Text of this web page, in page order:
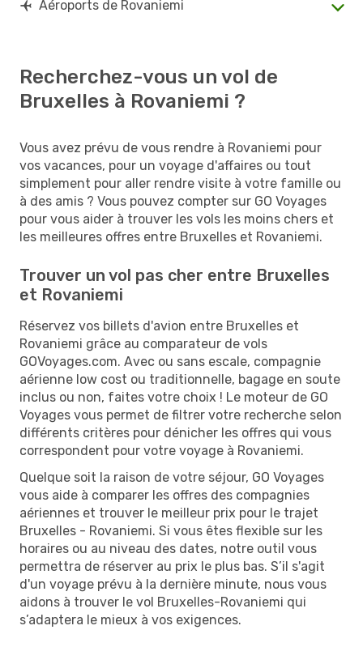
Aéroports de Rovaniemi
Recherchez-vous un vol de
Bruxelles à Rovaniemi ?
Vous avez prévu de vous rendre à Rovaniemi pour
vos vacances, pour un voyage d'affaires ou tout
simplement pour aller rendre visite à votre famille ou
à des amis ? Vous pouvez compter sur GO Voyages
pour vous aider à trouver les vols les moins chers et
les meilleures offres entre Bruxelles et Rovaniemi.
Trouver un vol pas cher entre Bruxelles
et Rovaniemi
Réservez vos billets d'avion entre Bruxelles et
Rovaniemi grâce au comparateur de vols
GOVoyages.com. Avec ou sans escale, compagnie
aérienne low cost ou traditionnelle, bagage en soute
inclus ou non, faites votre choix ! Le moteur de GO
Voyages vous permet de filtrer votre recherche selon
différents critères pour dénicher les offres qui vous
correspondent pour votre voyage à Rovaniemi.
Quelque soit la raison de votre séjour, GO Voyages
vous aide à comparer les offres des compagnies
aériennes et trouver le meilleur prix pour le trajet
Bruxelles - Rovaniemi. Si vous êtes flexible sur les
horaires ou au niveau des dates, notre outil vous
permettra de réserver au prix le plus bas. S’il s'agit
d'un voyage prévu à la dernière minute, nous vous
aidons à trouver le vol Bruxelles-Rovaniemi qui
s’adaptera le mieux à vos exigences.